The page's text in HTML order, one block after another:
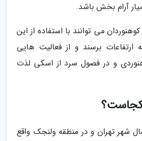
آرام بخش باشد.
می توانند با استفاده از این
ارتفاعات برسند و از فعالیت هایی
و در فصول سرد از اسکی لذت
کجاست؟
شهر تهران و در منطقه ولنجک واقع